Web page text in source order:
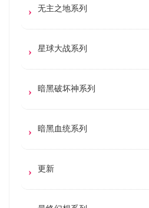
无主之地系列
星球大战系列
暗黑破坏神系列
暗黑血统系列
更新